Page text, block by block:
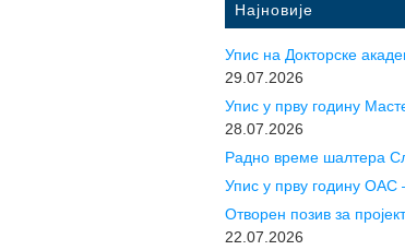
Најновије
Упис на Докторске
29.07.2026
Упис у прву годину
28.07.2026
Радно време шалтера
Упис у прву годину
Отворен позив за
22.07.2026